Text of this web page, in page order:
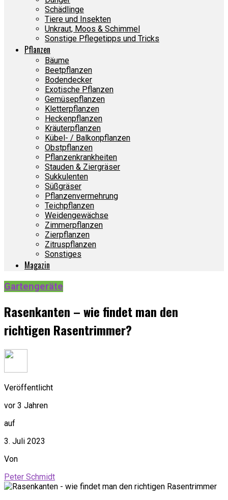
Schädlinge
Tiere und Insekten
Unkraut, Moos & Schimmel
Sonstige Pflegetipps und Tricks
Pflanzen
Bäume
Beetpflanzen
Bodendecker
Exotische Pflanzen
Gemüsepflanzen
Kletterpflanzen
Heckenpflanzen
Kräuterpflanzen
Kübel- / Balkonpflanzen
Obstpflanzen
Pflanzenkrankheiten
Stauden & Ziergräser
Sukkulenten
Süßgräser
Pflanzenvermehrung
Teichpflanzen
Weidengewächse
Zimmerpflanzen
Zierpflanzen
Zitruspflanzen
Sonstiges
Magazin
Gartengeräte
Rasenkanten – wie findet man den
richtigen Rasentrimmer?
Veröffentlicht
vor 3 Jahren
auf
3. Juli 2023
Von
Peter Schmidt